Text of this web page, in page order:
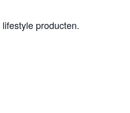
producten.